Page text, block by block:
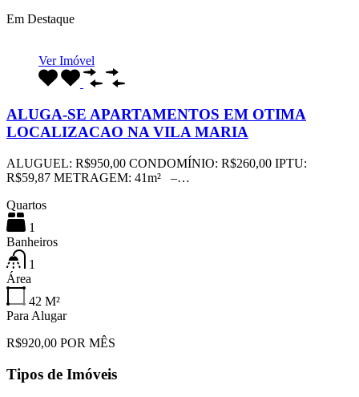
Em Destaque
Ver Imóvel
ALUGA-SE APARTAMENTOS EM OTIMA
LOCALIZACAO NA VILA MARIA
ALUGUEL: R$950,00 CONDOMÍNIO: R$260,00 IPTU:
R$59,87 METRAGEM: 41m² –…
Quartos
1
Banheiros
1
Área
42 M²
Para Alugar
R$920,00 POR MÊS
Tipos de Imóveis